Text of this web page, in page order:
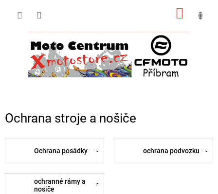
Ochrana stroje a nošiče
Ochrana posádky ochrana podvozku
ochranné rámy a
nosiče